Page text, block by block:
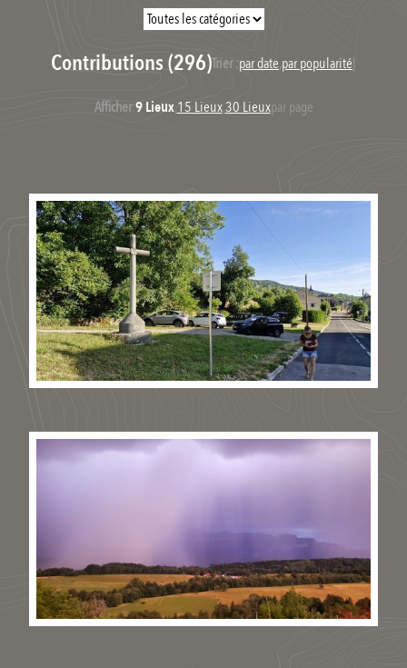
Contributions (296)Trier :par date,par popularité|
Afficher:9 Lieux,15 Lieux,30 Lieuxpar page